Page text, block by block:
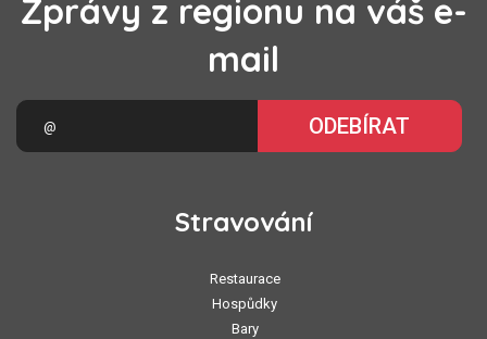
Zprávy z regionu na váš e-
mail
ODEBÍRAT
Stravování
Restaurace
Hospůdky
Bary